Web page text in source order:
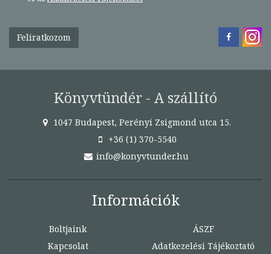
Feliratkozom
Könyvtündér - A szállító
1047 Budapest, Perényi Zsigmond utca 15.
+36 (1) 370-5540
info@konyvtunder.hu
Információk
Boltjaink
Kapcsolat
ÁSZF
Adatkezelési Tájékoztató